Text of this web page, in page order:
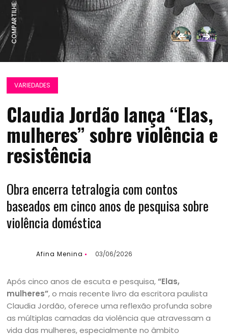
COMPARTILHE:
VARIEDADES
Claudia Jordão lança “Elas,
mulheres” sobre violência e
resistência
Obra encerra tetralogia com contos
baseados em cinco anos de pesquisa sobre
violência doméstica
Afina Menina 03/06/2026
Após cinco anos de escuta e pesquisa,“Elas,
mulheres”, o mais recente livro da escritora paulista
Claudia Jordão, oferece uma reflexão profunda sobre
as múltiplas camadas da violência que atravessam a
vida das mulheres, especialmente no âmbito